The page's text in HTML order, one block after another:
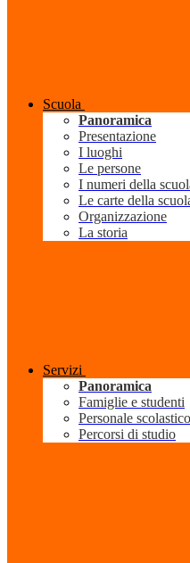
Scuola
Panoramica
Presentazione
I luoghi
Le persone
I numeri della
Le carte della
Organizzazione
La storia
Servizi
Panoramica
Famiglie e studenti
Personale scolastico
Percorsi di studio